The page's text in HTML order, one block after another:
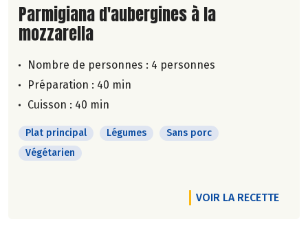
Lire la suite de la recette
Parmigiana d'aubergines à la
mozzarella
Nombre de personnes : 4 personnes
Préparation : 40 min
Cuisson : 40 min
Plat principal Légumes
Sans porc
Végétarien
VOIR LA RECETTE